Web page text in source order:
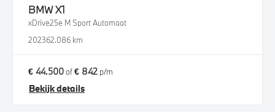
BMWX1
xDrive25e M Sport Automaat
202362.086 km
€ 44.500of€ 842 p/m
Bekijk details